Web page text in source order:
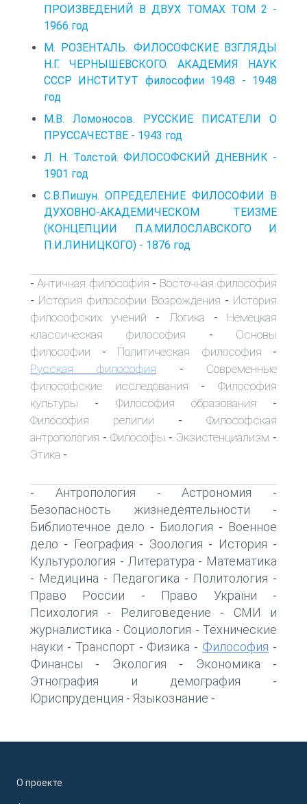
ПРОИЗВЕДЕНИЙ В ДВУХ ТОМАХ ТОМ 2 -
1966 год
М. РОЗЕНТАЛЬ. ФИЛОСОФСКИЕ ВЗГЛЯДЫ
Н.Г. ЧЕРНЫШЕВСКОГО. АКАДЕМИЯ НАУК
СССР ИНСТИТУТ философии 1948 - 1948
год
М.В. Ломоносов. РУССКИЕ ПИСАТЕЛИ О
ПРУССАЧЕСТВЕ - 1943 год
Л. Н. Толстой. ФИЛОСОФСКИЙ ДНЕВНИК -
1901 год
С.В.Пишун. ОПРЕДЕЛЕНИЕ ФИЛОСОФИИ В
ДУХОВНО-АКАДЕМИЧЕСКОМ ТЕИЗМЕ
(КОНЦЕПЦИИ П.А.МИЛОСЛАВСКОГО И
П.И.ЛИНИЦКОГО) - 1876 год
-Античная философия - Восточная философия
- История философии Возрождения - История
философских учений - Логика - Немецкая
классическая философия - Основы
философии - Политическая философия -
Русская философия - Современные
философские исследования -Философия
культуры - Философия образования -
Философия религии - Философская
антропология - Философы - Экзистенциализм -
Этика -
- Антропология -Астрономия -
Безопасность жизнедеятельности -
Библиотечное дело - Биология - Военное
дело - География - Зоология - История -
Культурология - Литература - Математика
- Медицина - Педагогика - Политология -
Право России - Право України -
Психология - Религоведение - СМИ и
журналистика - Социология - Технические
науки - Транспорт- Физика - Философия -
Финансы - Экология - Экономика -
Этнография и демография -
Юриспруденция - Языкознание -
О проекте